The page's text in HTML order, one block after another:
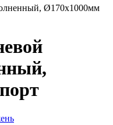
Ø170х1000мм